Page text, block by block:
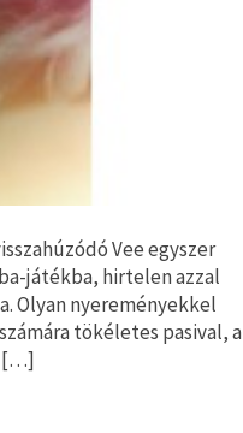
Vee egyszer
játékba, hirtelen azzal
Olyan nyereményekkel
tökéletes pasival, a
[…]